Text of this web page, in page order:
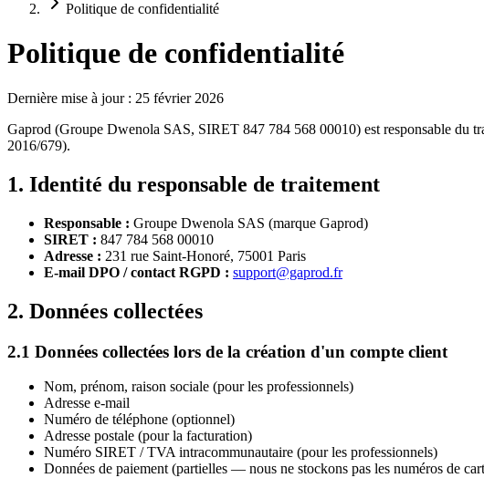
Politique de confidentialité
Politique de confidentialité
Dernière mise à jour : 25 février 2026
Gaprod (Groupe Dwenola SAS, SIRET 847 784 568 00010) est responsable du
2016/679).
1. Identité du responsable de traitement
Responsable : Groupe Dwenola SAS (marque Gaprod)
SIRET : 847 784 568 00010
Adresse : 231 rue Saint-Honoré, 75001 Paris
E-mail DPO / contact RGPD : support@gaprod.fr
2. Données collectées
2.1 Données collectées lors de la création d'un compte client
Nom, prénom, raison sociale (pour les professionnels)
Adresse e-mail
Numéro de téléphone (optionnel)
Adresse postale (pour la facturation)
Numéro SIRET / TVA intracommunautaire (pour les professionnels)
Données de paiement (partielles — nous ne stockons pas les numéros de